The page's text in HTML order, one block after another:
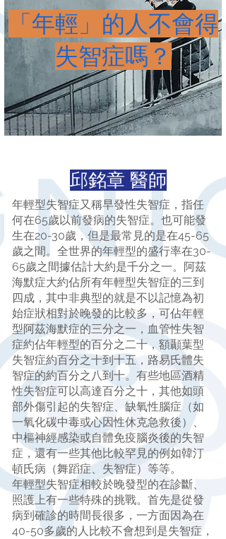
「年輕」的人不會得
失智症嗎？
邱銘章 醫師
年輕型失智症又稱早發性失智症，指任
何在65歲以前發病的失智症。也可能發
生在20-30歲，但是最常見的是在45-65
歲之間。全世界的年輕型的盛行率在30-
65歲之間據估計大約是千分之一。阿茲
海默症大約佔所有年輕型失智症的三到
四成，其中非典型的就是不以記憶為初
始症狀相對於晚發的比較多，可佔年輕
型阿茲海默症的三分之一，血管性失智
症約佔年輕型的百分之二十，額顳葉型
失智症約百分之十到十五，路易氏體失
智症的約百分之八到十。有些地區酒精
性失智症可以高達百分之十，其他如頭
部外傷引起的失智症、缺氧性腦症（如
一氧化碳中毒或心因性休克急救後）、
中樞神經感染或自體免疫腦炎後的失智
症，還有一些其他比較罕見的例如韓汀
頓氏病（舞蹈症、失智症）等等。
年輕型失智症相較於晚發型的在診斷、
照護上有一些特殊的挑戰。首先是從發
病到確診的時間長很多，一方面因為在
40-50多歲的人比較不會想到是失智症，